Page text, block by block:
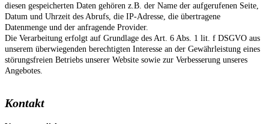
diesen gespeicherten Daten gehören z.B. der Name der aufgerufenen Seite,
Datum und Uhrzeit des Abrufs, die IP-Adresse, die übertragene
Datenmenge und der anfragende Provider.
Die Verarbeitung erfolgt auf Grundlage des Art. 6 Abs. 1 lit. f DSGVO aus
unserem überwiegenden berechtigten Interesse an der Gewährleistung eines
störungsfreien Betriebs unserer Website sowie zur Verbesserung unseres
Angebotes.
Kontakt